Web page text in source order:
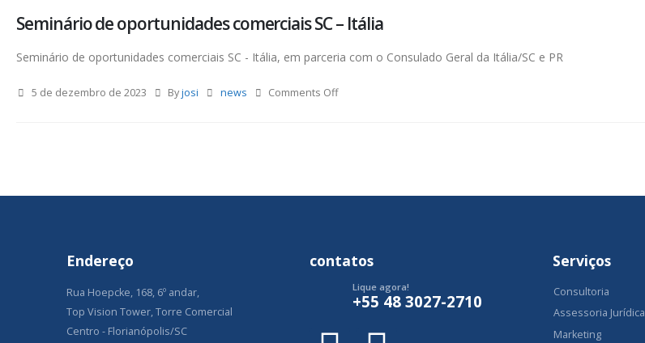
Seminário de oportunidades comerciais SC – Itália
Seminário de oportunidades comerciais SC - Itália, em parceria com o Consulado Geral da Itália/SC e PR
5 de dezembro de 2023 Byjosi news Comments Off
Endereço
Rua Hoepcke, 168, 6º andar,
Top Vision Tower, Torre Comercial
Centro - Florianópolis/SC
contatos
Lique agora!
+55 48 3027-2710
Serviços
Consultoria
Assessoria Jurídica
Marketing